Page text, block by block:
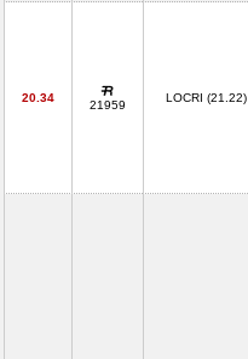
20.34
21959
LOCRI (21.22)